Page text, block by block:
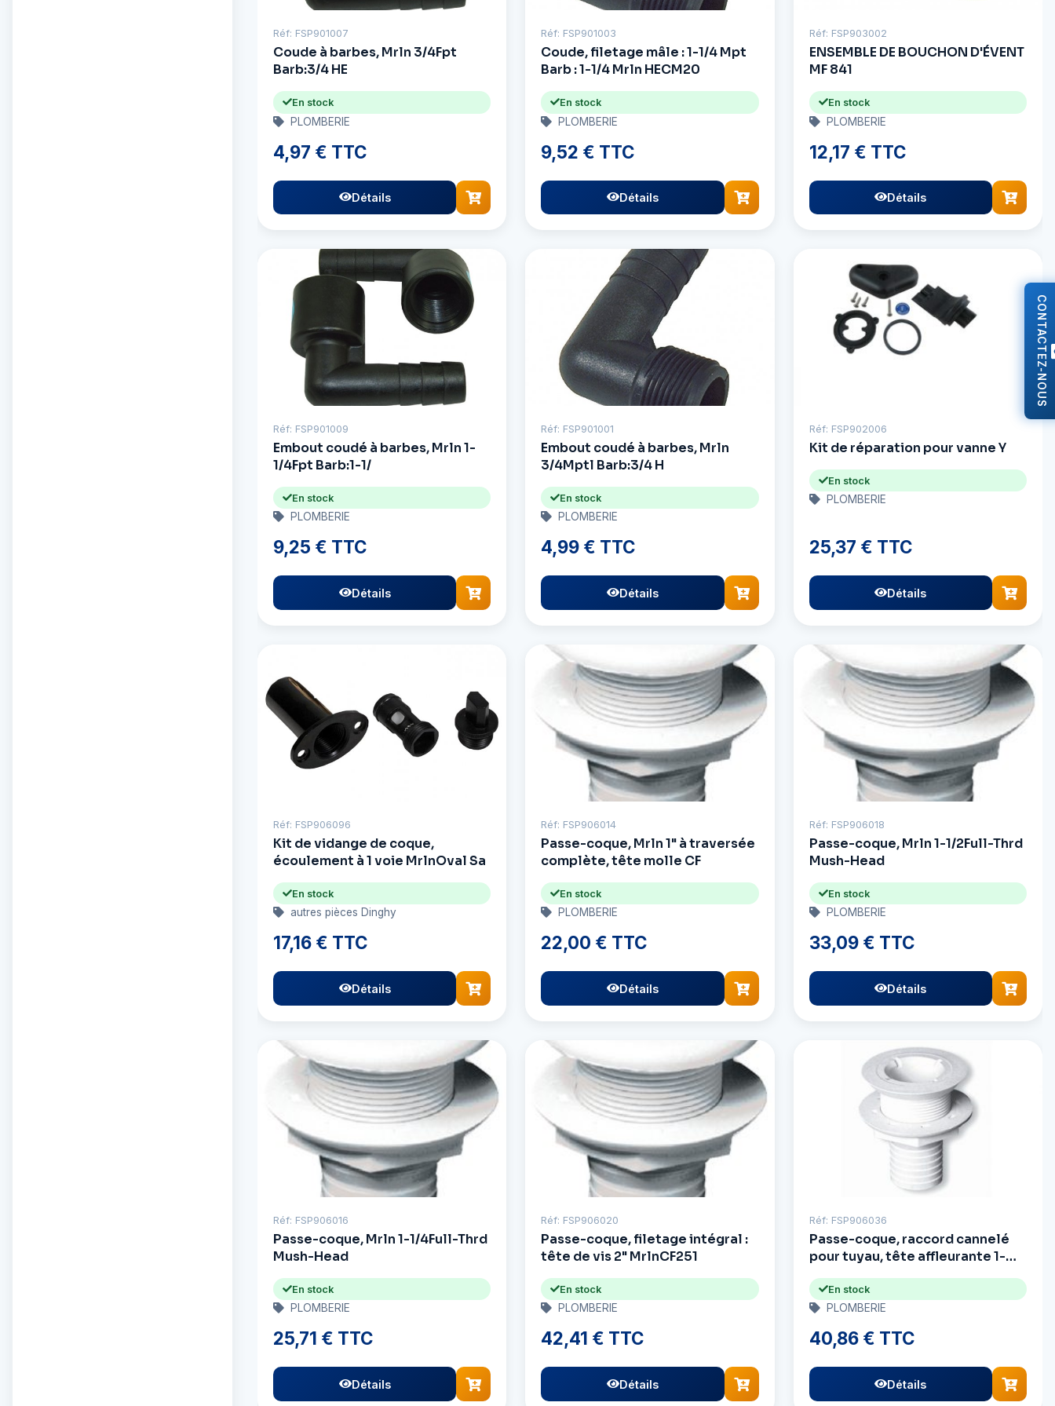
CONTACTEZ-NOUS
Réf: FSP901007
Coude à barbes, Mrln 3/4Fpt
Barb:3/4 HE
En stock
PLOMBERIE
4,97 € TTC
Détails
Réf: FSP901003
Coude, filetage mâle : 1-1/4 Mpt
Barb : 1-1/4 Mrln HECM20
En stock
PLOMBERIE
9,52 € TTC
Détails
Réf: FSP903002
ENSEMBLE DE BOUCHON D'ÉVENT
MF 841
En stock
PLOMBERIE
12,17 € TTC
Détails
Réf: FSP901009
Embout coudé à barbes, Mrln 1-
1/4Fpt Barb:1-1/
En stock
PLOMBERIE
9,25 € TTC
Détails
Réf: FSP901001
Embout coudé à barbes, Mrln
3/4Mptl Barb:3/4 H
En stock
PLOMBERIE
4,99 € TTC
Détails
Réf: FSP902006
Kit de réparation pour vanne Y
En stock
PLOMBERIE
25,37 € TTC
Détails
Réf: FSP906096
Kit de vidange de coque,
écoulement à 1 voie MrlnOval Sa
En stock
autres pièces Dinghy
17,16 € TTC
Détails
Réf: FSP906014
Passe-coque, Mrln 1" à traversée
complète, tête molle CF
En stock
PLOMBERIE
22,00 € TTC
Détails
Réf: FSP906018
Passe-coque, Mrln 1-1/2Full-Thrd
Mush-Head
En stock
PLOMBERIE
33,09 € TTC
Détails
Réf: FSP906016
Passe-coque, Mrln 1-1/4Full-Thrd
Mush-Head
En stock
PLOMBERIE
25,71 € TTC
Détails
Réf: FSP906020
Passe-coque, filetage intégral :
tête de vis 2" MrlnCF251
En stock
PLOMBERIE
42,41 € TTC
Détails
Réf: FSP906036
Passe-coque, raccord cannelé
pour tuyau, tête affleurante 1-
En stock
PLOMBERIE
40,86 € TTC
Détails